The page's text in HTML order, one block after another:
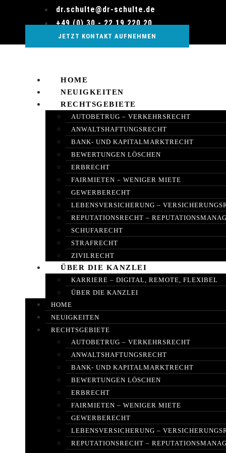
dr.schulte@dr-schulte.de
+49 (0) 30 - 22 19 220 20
JETZT KONTAKT AUFNEHMEN
HOME
NEUIGKEITEN
RECHTSGEBIETE
AUTOBETRUG – VERKEHRSRECHT
ANWALTSHAFTUNGSRECHT
BANK- UND KAPITALMARKTRECHT
BEWERTUNGEN LÖSCHEN
ERBRECHT
FAIRMIETEN – WENIGER MIETE
GEWERBERECHT
LEBENSVERSICHERUNG –
REPUTATIONSRECHT –
SCHUFARECHT
STRAFRECHT
ZIVILRECHT
ÜBER DIE KANZLEI
KARRIERE – DIGITAL, REMOTE, FLEXIBEL
ÜBER DIE KANZLEI
HOME
NEUIGKEITEN
RECHTSGEBIETE
AUTOBETRUG – VERKEHRSRECHT
ANWALTSHAFTUNGSRECHT
BANK- UND KAPITALMARKTRECHT
BEWERTUNGEN LÖSCHEN
ERBRECHT
FAIRMIETEN – WENIGER MIETE
GEWERBERECHT
LEBENSVERSICHERUNG –
REPUTATIONSRECHT –